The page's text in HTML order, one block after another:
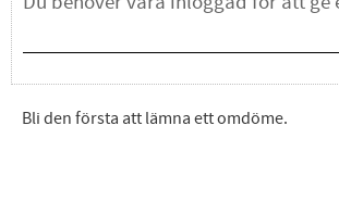
Bli den första att lämna ett omdöme.